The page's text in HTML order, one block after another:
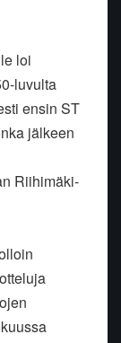
loi
luvulta
ensin ST
jälkeen
Riihimäki-